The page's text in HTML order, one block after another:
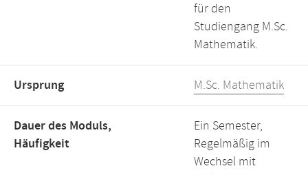
für den
Studiengang M.Sc.
Mathematik.
Ursprung M.Sc. Mathematik
Dauer des Moduls,
Häufigkeit
Ein Semester,
Regelmäßig im
Wechsel mit